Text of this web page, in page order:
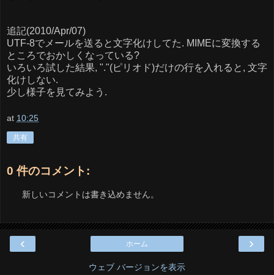
追記(2010/Apr/07)
UTF-8でメールを送ると文字化けしてた. MIMEに変換する
ところでおかしくなっている?
いろいろ試した結果, "."(ピリオド)だけの行を入れると, 文字
化けしない.
少し様子を見てみよう.
at 10:25
共有
0 件のコメント:
新しいコメントは書き込めません。
‹ ›
ホーム
ウェブ バージョンを表示